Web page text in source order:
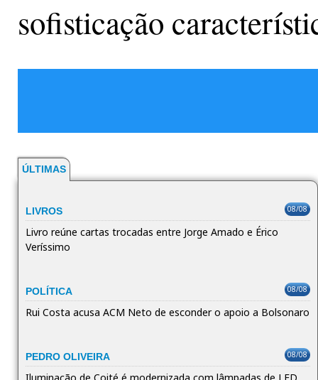
sofisticação
ÚLTIMAS
LIVROS 08/08
Livro reúne cartas trocadas entre Jorge Amado e Érico
Veríssimo
POLÍTICA 08/08
Rui Costa acusa ACM Neto de esconder o apoio a Bolsonaro
PEDRO OLIVEIRA 08/08